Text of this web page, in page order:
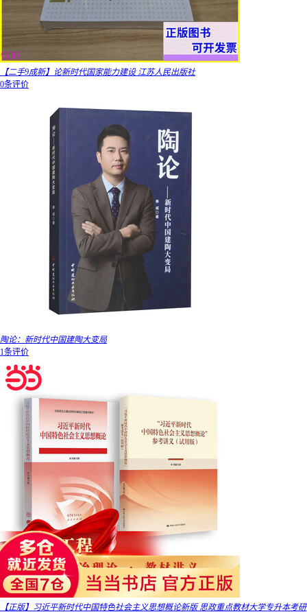
【二手9成新】论新时代国家能力建设 江苏人民出版社
0条评价
陶论：新时代中国建陶大变局
1条评价
【正版】习近平新时代中国特色社会主义思想概论新版 思政重点教材大学专升本考研